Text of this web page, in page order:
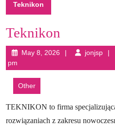
Teknikon
Teknikon
May 8, 2026 May
2026
jonjsp
pm
Other
TEKNIKON to firma
rozwiązaniach z zakresu